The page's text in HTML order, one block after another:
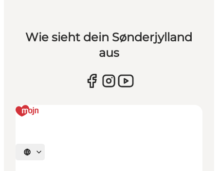
Wie sieht dein Sønderjylland
aus
Sprache auswählen